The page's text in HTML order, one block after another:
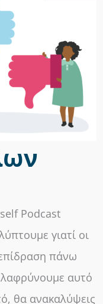
Podcast
γιατί οι
πάνω
αυτό
θα ανακαλύψεις